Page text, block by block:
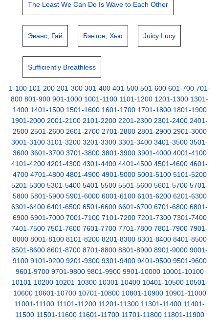
The Least We Can Do Is Wave to Each Other
Эванс, Гай Бэнтон, Хью Juicy Lucy
Sufficiently Breathless
1-100 101-200 201-300 301-400 401-500 501-600 601-700 701-
800 801-900 901-1000 1001-1100 1101-1200 1201-1300 1301-
1400 1401-1500 1501-1600 1601-1700 1701-1800 1801-1900
1901-2000 2001-2100 2101-2200 2201-2300 2301-2400 2401-
2500 2501-2600 2601-2700 2701-2800 2801-2900 2901-3000
3001-3100 3101-3200 3201-3300 3301-3400 3401-3500 3501-
3600 3601-3700 3701-3800 3801-3900 3901-4000 4001-4100
4101-4200 4201-4300 4301-4400 4401-4500 4501-4600 4601-
4700 4701-4800 4801-4900 4901-5000 5001-5100 5101-5200
5201-5300 5301-5400 5401-5500 5501-5600 5601-5700 5701-
5800 5801-5900 5901-6000 6001-6100 6101-6200 6201-6300
6301-6400 6401-6500 6501-6600 6601-6700 6701-6800 6801-
6900 6901-7000 7001-7100 7101-7200 7201-7300 7301-7400
7401-7500 7501-7600 7601-7700 7701-7800 7801-7900 7901-
8000 8001-8100 8101-8200 8201-8300 8301-8400 8401-8500
8501-8600 8601-8700 8701-8800 8801-8900 8901-9000 9001-
9100 9101-9200 9201-9300 9301-9400 9401-9500 9501-9600
9601-9700 9701-9800 9801-9900 9901-10000 10001-10100
10101-10200 10201-10300 10301-10400 10401-10500 10501-
10600 10601-10700 10701-10800 10801-10900 10901-11000
11001-11100 11101-11200 11201-11300 11301-11400 11401-
11500 11501-11600 11601-11700 11701-11800 11801-11900